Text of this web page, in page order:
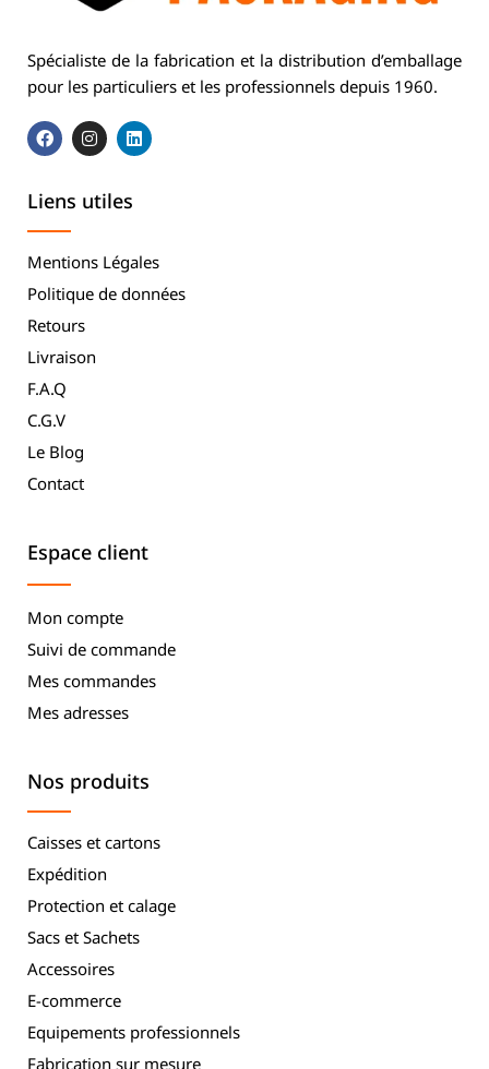
Spécialiste de la fabrication et la distribution d’emballage
pour les particuliers et les professionnels depuis 1960.
Liens utiles
Mentions Légales
Politique de données
Retours
Livraison
F.A.Q
C.G.V
Le Blog
Contact
Espace client
Mon compte
Suivi de commande
Mes commandes
Mes adresses
Nos produits
Caisses et cartons
Expédition
Protection et calage
Sacs et Sachets
Accessoires
E-commerce
Equipements professionnels
Fabrication sur mesure